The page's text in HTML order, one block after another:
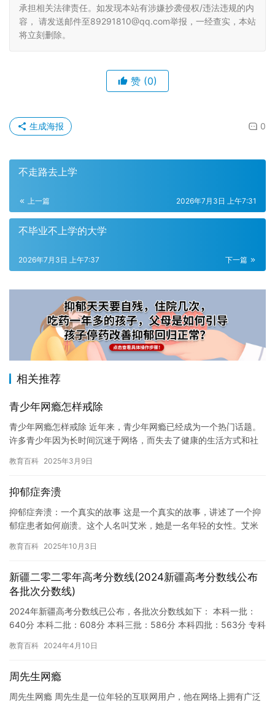
承担相关法律责任。如发现本站有涉嫌抄袭侵权/违法违规的内
容， 请发送邮件至89291810@qq.com举报，一经查实，本站
将立刻删除。
赞 (0)
0
生成海报
不走路去上学
上一篇 2026年7月3日 上午7:31
不毕业不上学的大学
下一篇
2026年7月3日 上午7:37
相关推荐
青少年网瘾怎样戒除
青少年网瘾怎样戒除 近年来，青少年网瘾已经成为一个热门话题。
许多青少年因为长时间沉迷于网络，而失去了健康的生活方式和社
到…
教育百科 2025年3月9日
抑郁症奔溃
抑郁症奔溃：一个真实的故事 这是一个真实的故事，讲述了一个抑
郁症患者如何崩溃。这个人名叫艾米，她是一名年轻的女性。艾米
到悲…
教育百科 2025年10月3日
新疆二零二零年高考分数线(2024新疆高考分数线公布
各批次分数线)
2024年新疆高考分数线已公布，各批次分数线如下： 本科一批：
640分 本科二批：608分 本科三批：586分 本科四批：563分 专科
教育百科 2024年4月10日
周先生网瘾
周先生网瘾 周先生是一位年轻的互联网用户，他在网络上拥有广泛